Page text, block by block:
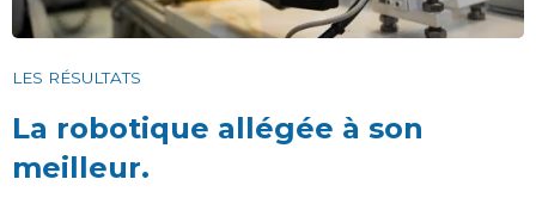
LES RÉSULTATS
La robotique allégée à son
meilleur.